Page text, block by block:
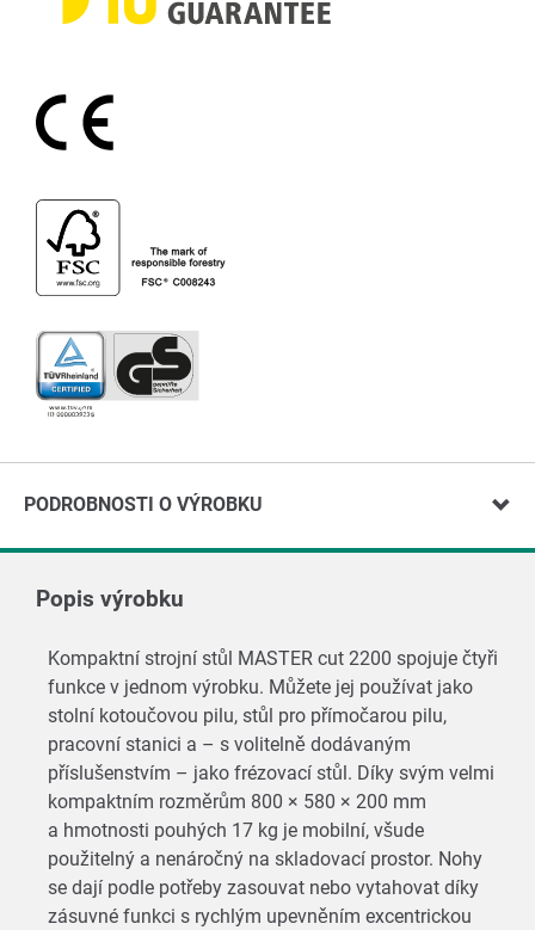
PODROBNOSTI O VÝROBKU
Popis výrobku
Kompaktní strojní stůl MASTER cut 2200 spojuje čtyři
funkce v jednom výrobku. Můžete jej používat jako
stolní kotoučovou pilu, stůl pro přímočarou pilu,
pracovní stanici a – s volitelně dodávaným
příslušenstvím – jako frézovací stůl. Díky svým velmi
kompaktním rozměrům 800 × 580 × 200 mm
a hmotnosti pouhých 17 kg je mobilní, všude
použitelný a nenáročný na skladovací prostor. Nohy
se dají podle potřeby zasouvat nebo vytahovat díky
zásuvné funkci s rychlým upevněním excentrickou